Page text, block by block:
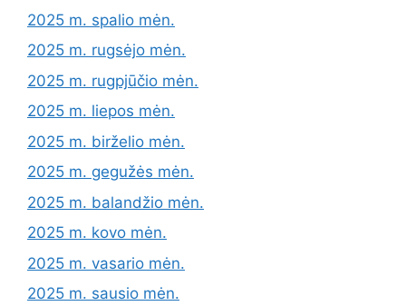
2025 m. spalio mėn.
2025 m. rugsėjo mėn.
2025 m. rugpjūčio mėn.
2025 m. liepos mėn.
2025 m. birželio mėn.
2025 m. gegužės mėn.
2025 m. balandžio mėn.
2025 m. kovo mėn.
2025 m. vasario mėn.
2025 m. sausio mėn.